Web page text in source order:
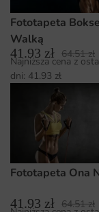
Fototapeta
Walką
41.93 zł 64.51zł
Najniższa cena z
dni: 41.93 zł
Fototapeta Ona
41.93 zł 64.51zł